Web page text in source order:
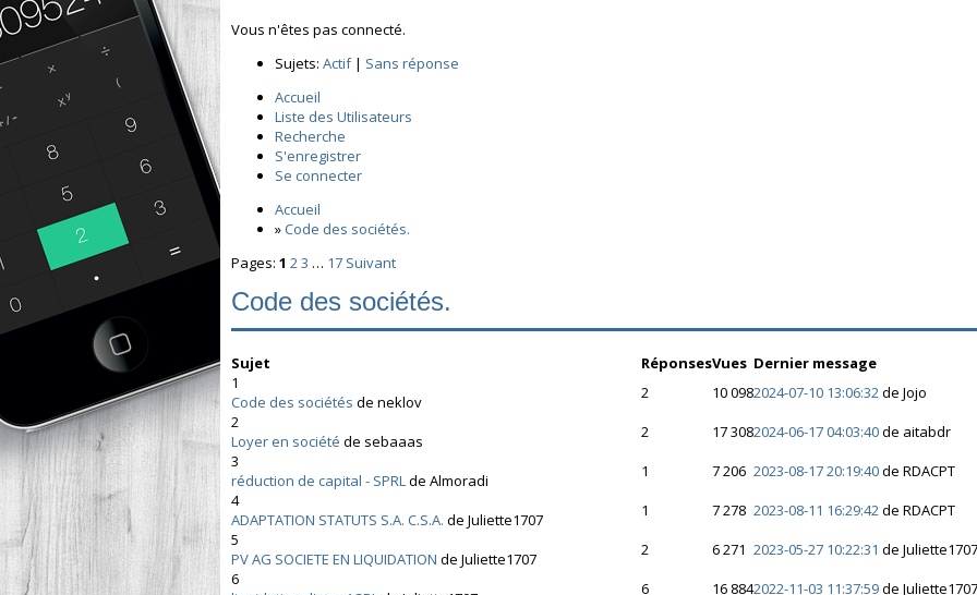
Vous n'êtes pas connecté.
Sujets: Actif| Sans réponse
Accueil
Liste des Utilisateurs
Recherche
S'enregistrer
Se connecter
Accueil
»Code des sociétés.
Pages: 1 23 … 17 Suivant
Code des sociétés.
Sujet RéponsesVues Dernier message
1
Code des sociétés de neklov 2 10 0982024-07-10 13:06:32de Jojo
2
Loyer en société de sebaaas 2 17 3082024-06-17 04:03:40de aitabdr
3
réduction de capital - SPRLde Almoradi 1 7 206 2023-08-17 20:19:40de RDACPT
4
ADAPTATION STATUTS S.A. C.S.A. de Juliette1707 1 7 278 2023-08-11 16:29:42de RDACPT
5
PV AG SOCIETE EN LIQUIDATION de Juliette1707 2 6 271 2023-05-27 10:22:31 de Juliette1707
6
6 16 8842022-11-03 11:37:59de Juliette1707